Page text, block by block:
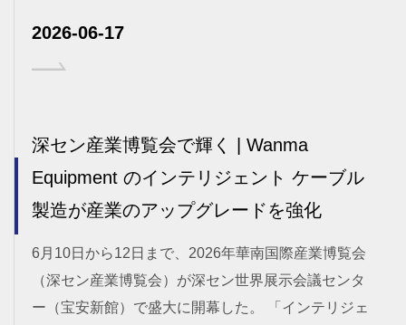
2026-06-17
深セン産業博覧会で輝く | Wanma
Equipment のインテリジェント ケーブル
製造が産業のアップグレードを強化
6月10日から12日まで、2026年華南国際産業博覧会
（深セン産業博覧会）が深セン世界展示会議センタ
ー（宝安新館）で盛大に開幕した。 「インテリジェ